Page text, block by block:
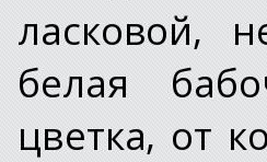
ласковой,
белая
цветка, от